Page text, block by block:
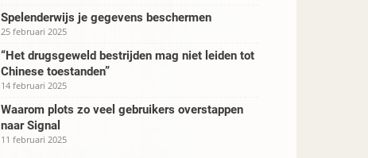
Spelenderwijs je gegevens beschermen
25 februari 2025
“Het drugsgeweld bestrijden mag niet leiden tot
Chinese toestanden”
14 februari 2025
Waarom plots zo veel gebruikers overstappen
naar Signal
11 februari 2025